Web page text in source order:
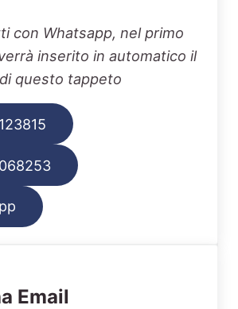
con Whatsapp, nel primo
inserito in automatico il
questo tappeto
Email